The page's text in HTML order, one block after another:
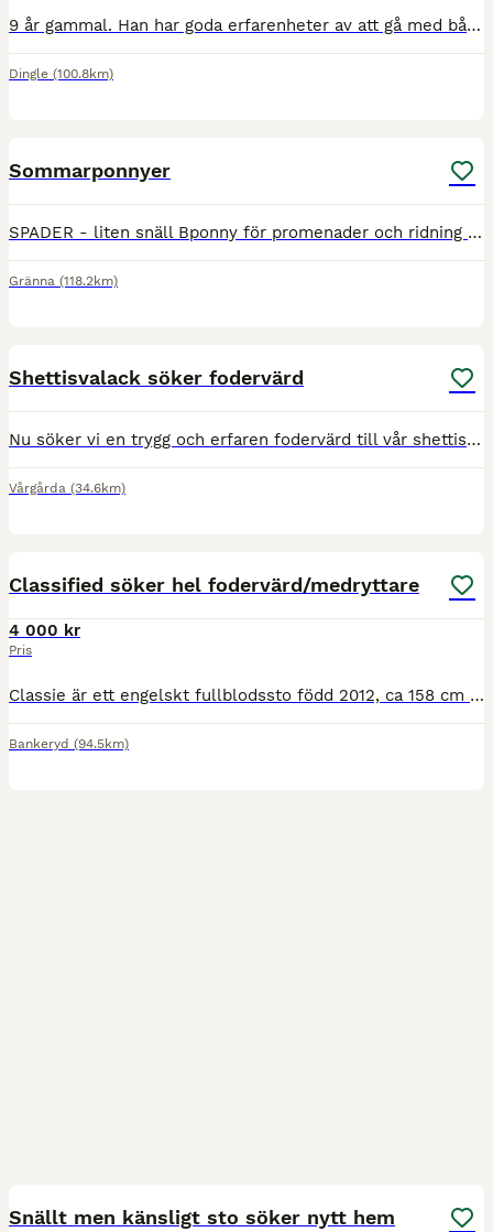
9 år gammal. Han har goda erfarenheter av att gå med både stora hästar samt små ponnies. Regelbundet avmaskad utefter behov. Regelbundet vaccinerad mot stelkramp och hästinfluensa. Fullförsäkrad i Agr
Dingle (100.8km)
Sommarponnyer
SPADER - liten snäll Bponny för promenader och ridning med mindre barn, mkt trevlig 18/6-1/8 5000:- inkl skoning, försäkring o utrustning . REGENT Uthyrd- BAROON- Uthyrd HERCULES -Uthyrd Alla fin
Gränna (118.2km)
Shettisvalack söker fodervärd
Nu söker vi en trygg och erfaren fodervärd till vår shettis valack. Han är en 7-årig valack med mycket personlighet. Han trivs bäst med tydlig och kunnig hantering och passar därför inte som barn- e
Vårgårda (34.6km)
Classified söker hel fodervärd/medryttare
4 000 kr
Pris
Classie är ett engelskt fullblodssto född 2012, ca 158 cm i mankhöjd. Hon är en pigg och känslig häst med mycket personlighet och söker nu en trygg, rutinerad person som vill ha en häst att utvecklas
Bankeryd (94.5km)
Snällt men känsligt sto söker nytt hem